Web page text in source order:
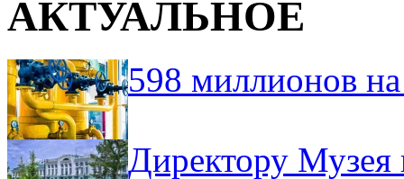
АКТУАЛЬНОЕ
598 миллионов
Директору Музея